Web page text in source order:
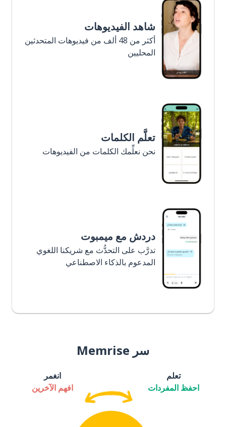
شاهد الفيديوهات
أكثر من 48 ألف من فيديوهات المتحدثين
المحليين
تعلَّم الكلمات
نحن نعلِّمك الكلمات من الفيديوهات
دردش مع ميمبوت
تدرَّب على التحدُّث مع شريكنا اللغوي
المدعوم بالذكاء الاصطناعي
سر Memrise
تعلم
احفظ المفردات
انغمر
افهم الآخرين